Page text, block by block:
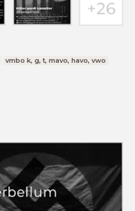
vmbo k, g, t, mavo, havo, vwo